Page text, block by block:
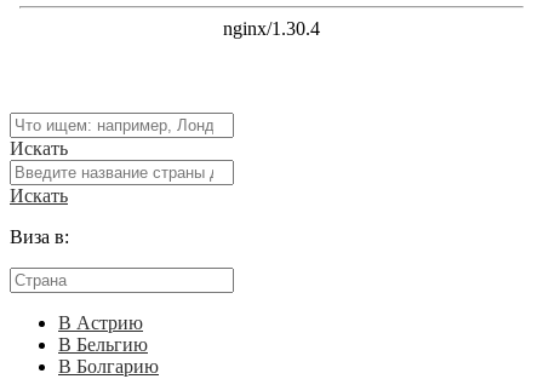
Искать
Искать
Виза в:
В Астрию
В Бельгию
В Болгарию